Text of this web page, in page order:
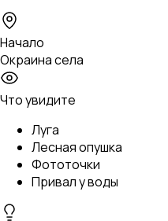
Начало
Окраина села
Что увидите
Луга
Лесная опушка
Фототочки
Привал у воды